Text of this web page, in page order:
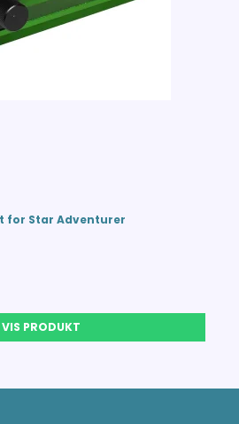
for Star Adventurer
VIS PRODUKT